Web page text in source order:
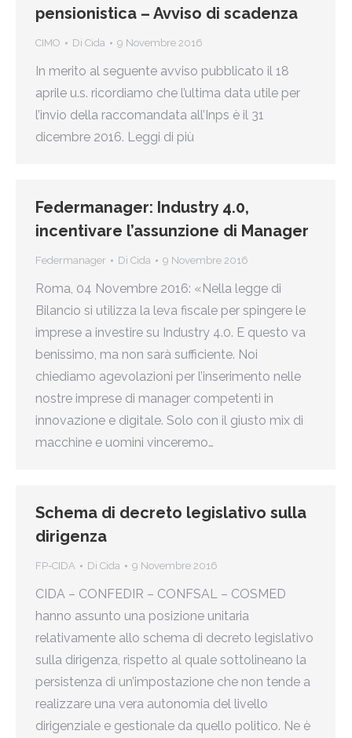
pensionistica – Avviso di scadenza
CIMO Di Cida 9 Novembre 2016
In merito al seguente avviso pubblicato il 18
aprile u.s. ricordiamo che l’ultima data utile per
l’invio della raccomandata all’Inps è il 31
dicembre 2016. Leggi di più
Federmanager: Industry 4.0,
incentivare l’assunzione di Manager
Federmanager Di Cida 9 Novembre 2016
Roma, 04 Novembre 2016: «Nella legge di
Bilancio si utilizza la leva fiscale per spingere le
imprese a investire su Industry 4.0. E questo va
benissimo, ma non sarà sufficiente. Noi
chiediamo agevolazioni per l’inserimento nelle
nostre imprese di manager competenti in
innovazione e digitale. Solo con il giusto mix di
macchine e uomini vinceremo…
Schema di decreto legislativo sulla
dirigenza
FP-CIDA Di Cida 9 Novembre 2016
CIDA – CONFEDIR – CONFSAL – COSMED
hanno assunto una posizione unitaria
relativamente allo schema di decreto legislativo
sulla dirigenza, rispetto al quale sottolineano la
persistenza di un’impostazione che non tende a
realizzare una vera autonomia del livello
dirigenziale e gestionale da quello politico. Ne è